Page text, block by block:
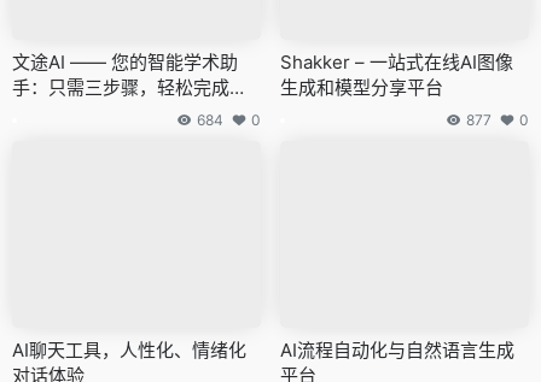
文途AI —— 您的智能学术助
手：只需三步骤，轻松完成论
文创作与主题需求输入 684 0
Shakker – 一站式在线AI图像
生成和模型分享平台
877 0
AI聊天工具，人性化、情绪化
对话体验
AI流程自动化与自然语言生成
平台